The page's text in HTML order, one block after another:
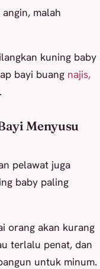
malah
kuning baby
bayi buang najis,
Menyusu
pelawat juga
baby paling
orang akan kurang
terlalu penat, dan
untuk minum.